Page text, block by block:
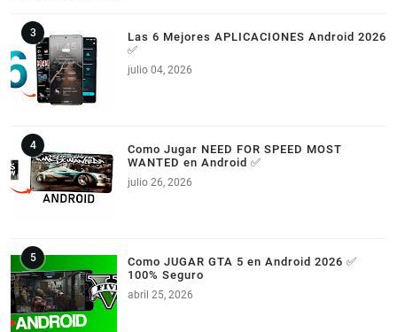
Las 6 Mejores APLICACIONES Android 2026
✅
julio 04, 2026
Como Jugar NEED FOR SPEED MOST
WANTED en Android ✅
julio 26, 2026
Como JUGAR GTA 5 en Android 2026 ✅
100% Seguro
abril 25, 2026